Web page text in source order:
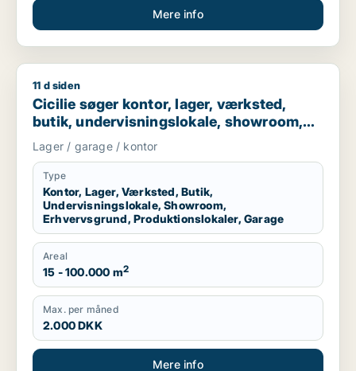
Mere info
Cicilie søger kontor, lager, værksted, butik,
11 d siden
Cicilie søger kontor, lager, værksted,
butik, undervisningslokale, showroom,
erhvervsgrund, produktionslokaler eller
garage til leje i Region Sjælland eller
Nordsjælland
Lager / garage / kontor
Type
Kontor, Lager, Værksted, Butik,
Undervisningslokale, Showroom,
Erhvervsgrund, Produktionslokaler, Garage
Areal
15 - 100.000 m2
Max. per måned
2.000 DKK
Mere info